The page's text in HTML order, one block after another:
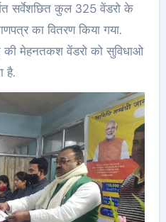
सर्वेशछित कुल 325 वेंडरो के
का वितरण किया गया.
मेहनतकश वेंडरो को सुविधाओ
है.